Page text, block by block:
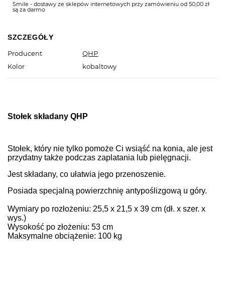
Smile - dostawy ze sklepów internetowych przy zamówieniu od 50,00 zł
są za darmo
SZCZEGÓŁY
Producent
QHP
Kolor
kobaltowy
Stołek składany QHP
Stołek, który nie tylko pomoże Ci wsiąść na konia, ale jest
przydatny także podczas zaplatania lub pielęgnacji.
Jest składany, co ułatwia jego przenoszenie.
Posiada specjalną powierzchnię antypoślizgową u góry.
Wymiary po rozłożeniu: 25,5 x 21,5 x 39 cm (dł. x szer. x
wys.)
Wysokość po złożeniu: 53 cm
Maksymalne obciążenie: 100 kg